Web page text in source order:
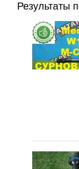
Результаты